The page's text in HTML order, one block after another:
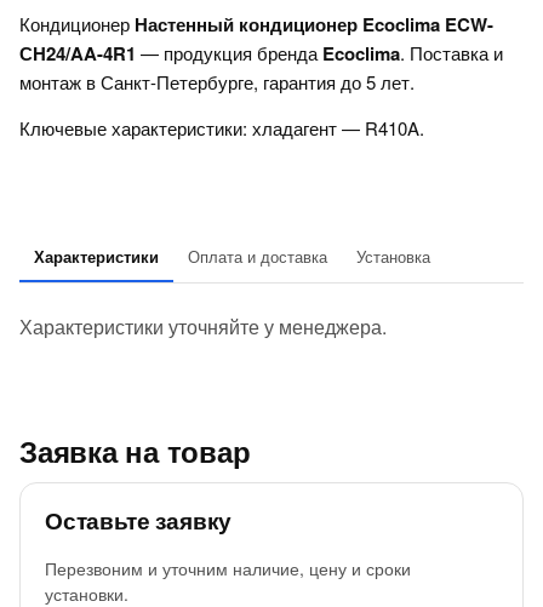
Кондиционер Настенный кондиционер Ecoclima ECW-
СH24/AA-4R1 — продукция бренда Ecoclima. Поставка и
монтаж в Санкт-Петербурге, гарантия до 5 лет.
Ключевые характеристики: хладагент — R410A.
Характеристики Оплата и доставка Установка
Характеристики уточняйте у менеджера.
Заявка на товар
Оставьте заявку
Перезвоним и уточним наличие, цену и сроки
установки.